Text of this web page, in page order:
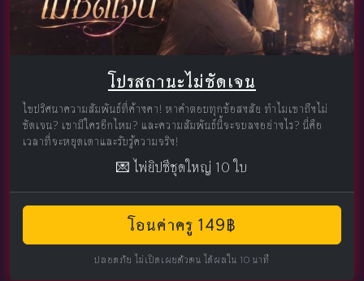
โปรสถานะไม่ชัดเจน
ไขปริศนาความสัมพันธ์ที่ค้างคา! หาคำตอบทุกข้อสงสัย ทำไมเขาถึงไม่
ชัดเจน? เขามีใครอีกไหม? และความสัมพันธ์นี้จะจบลงอย่างไร? นี่คือ
เวลาที่จะหยุดเดาและรับรู้ความจริง!
💌 ไพ่ยิปซีชุดใหญ่ 10 ใบ
โอนค่าครู 149฿
ปลอดภัย ไม่เปิดเผยตัวตน ได้ผลใน 10 นาที